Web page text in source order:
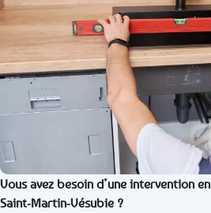
Vous avez besoin d’une intervention
Saint-Martin-Vésubie ?